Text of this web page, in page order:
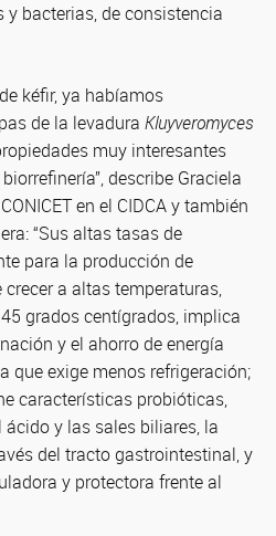
bacterias, de consistencia
kéfir, ya habíamos
de la levadura Kluyveromyces
muy interesantes
describe Graciela
en el CIDCA y también
“Sus altas tasas de
para la producción de
a altas temperaturas,
grados centígrados, implica
y el ahorro de energía
que exige menos refrigeración;
características probióticas,
y las sales biliares, la
del tracto gastrointestinal, y
y protectora frente al